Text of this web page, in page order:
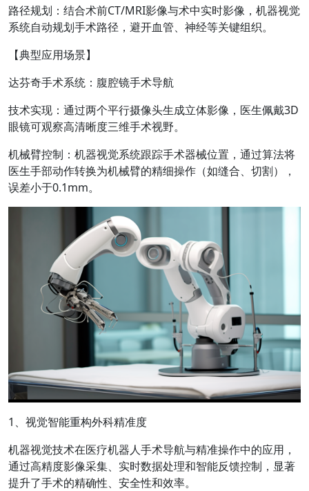
路径规划：结合术前CT/MRI影像与术中实时影像，机器视觉
系统自动规划手术路径，避开血管、神经等关键组织。
【典型应用场景】
达芬奇手术系统：腹腔镜手术导航
技术实现：通过两个平行摄像头生成立体影像，医生佩戴3D
眼镜可观察高清晰度三维手术视野。
机械臂控制：机器视觉系统跟踪手术器械位置，通过算法将
医生手部动作转换为机械臂的精细操作（如缝合、切割），
误差小于0.1mm。
1、视觉智能重构外科精准度
机器视觉技术在医疗机器人手术导航与精准操作中的应用，
通过高精度影像采集、实时数据处理和智能反馈控制，显著
提升了手术的精确性、安全性和效率。